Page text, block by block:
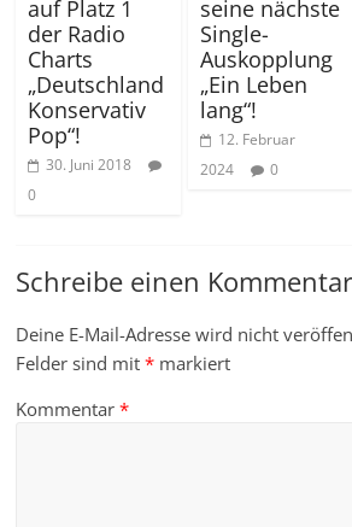
auf Platz 1
der Radio
Charts
„Deutschland
Konservativ
Pop“!
30. Juni 2018
0
seine nächste
Single-
Auskopplung
„Ein Leben
lang“!
12. Februar
2024
0
Schreibe einen Kommentar
Deine E-Mail-Adresse wird nicht
Felder sind mit* markiert
Kommentar*